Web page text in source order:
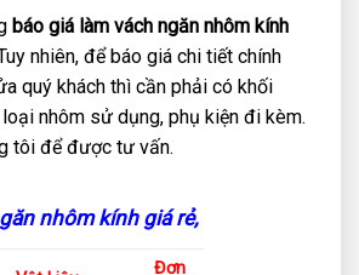
báo giá làm vách ngăn nhôm kính
nhiên, để báo giá chi tiết chính
quý khách thì cần phải có khối
loại nhôm sử dụng, phụ kiện đi kèm.
tôi để được tư vấn.
nhôm kính giá rẻ,
Đơn